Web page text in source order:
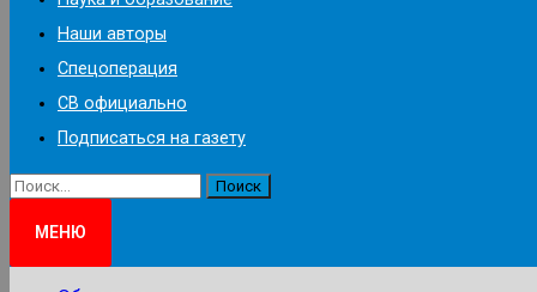
Наши авторы
Спецоперация
СВ официально
Подписаться на газету
Найти:
МЕНЮ